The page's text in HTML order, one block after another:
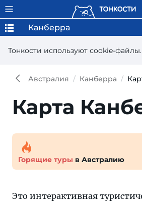
Тонкости используют сookie-файлы.
Канберра
Австралия Канберра
Карта
Горящие туры в Австралию
Это интерактивная